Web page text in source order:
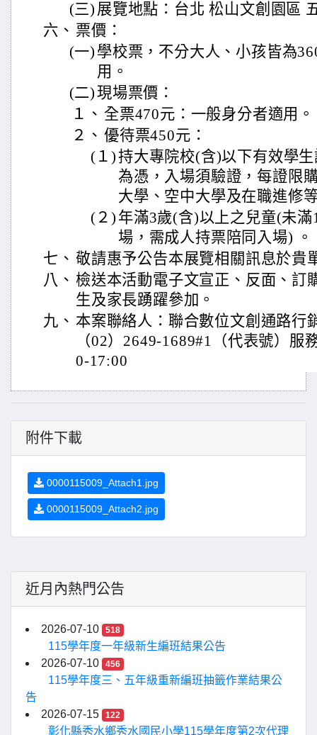
(三) 展覽地點：台北 松山文創園區
六、 票價：
(一) 學校票，不分大人、小孩皆為
用。
(二)現場票價：
１、 全票470元：一般身分者適用。
２、 優待票450元：
(１)持大專院校(含)以下有效學
為憑，入場須驗證，每證限
大學、空中大學及在職進修
(２) 年滿3歲(含)以上之兒童(未
場，需成人持票陪同入場) 。
七、 敬請惠予公告本展覽相關訊息於貴
八、 檢送本活動電子文宣正、反面、訂
生及家長踴躍參加。
九、 本案聯絡人：聯合數位文創通路行
（02）2649-1689#1（代表號）服
0-17:00
附件下載
0000115009_Attach1.jpg
0000115009_Attach2.jpg
近月內熱門公告
2026-07-10 518
115學年度一年級新生編班結果公告
2026-07-10
456
115學年度三、五年級重新編班抽籤作業結果公
告
2026-07-15
122
彰化縣秀水鄉秀水國民小學115學年度第2次代理